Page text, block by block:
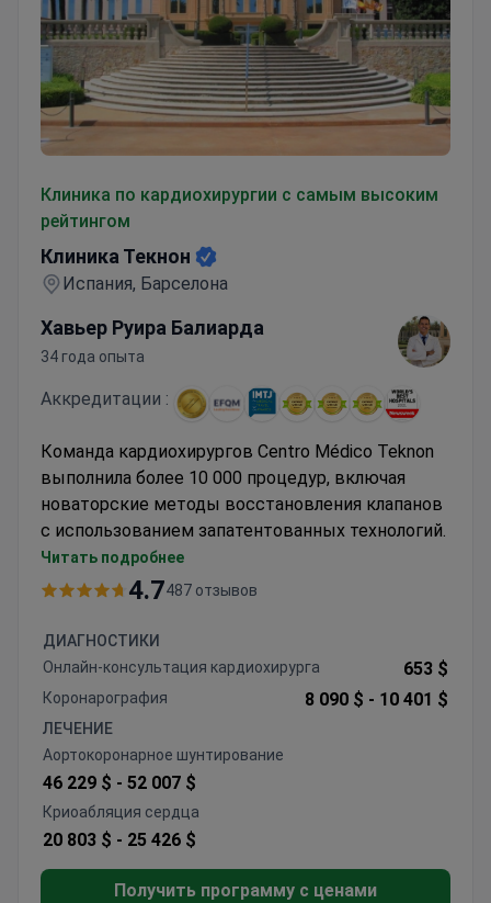
Клиника по кардиохирургии с самым высоким
рейтингом
Клиника Текнон
Испания, Барселона
Хавьер Руира Балиарда
34 года опыта
Аккредитации :
Команда кардиохирургов Centro Médico Teknon
выполнила более 10 000 процедур, включая
новаторские методы восстановления клапанов
с использованием запатентованных технологий.
Аккредитованное JCI учреждение с
роботизированной системой da Vinci для
Специализируется на сложных операциях на
клапанах, TAVI и роботизированном
восстановлении митрального клапана
Комплексная кардиологическая помощь от
диагностики до реабилитации под одной
крышей
Хирурги являются членами Европейского
общества кардиоторакальных хирургов
Читать подробнее
4.7487 отзывов
ДИАГНОСТИКИ
Онлайн-консультация кардиохирурга
653 $
Коронарография 8 090 $ - 10 401 $
ЛЕЧЕНИЕ
Аортокоронарное шунтирование
46 229 $ - 52 007 $
Криоабляция сердца
20 803 $ - 25 426 $
Получить программу с ценами